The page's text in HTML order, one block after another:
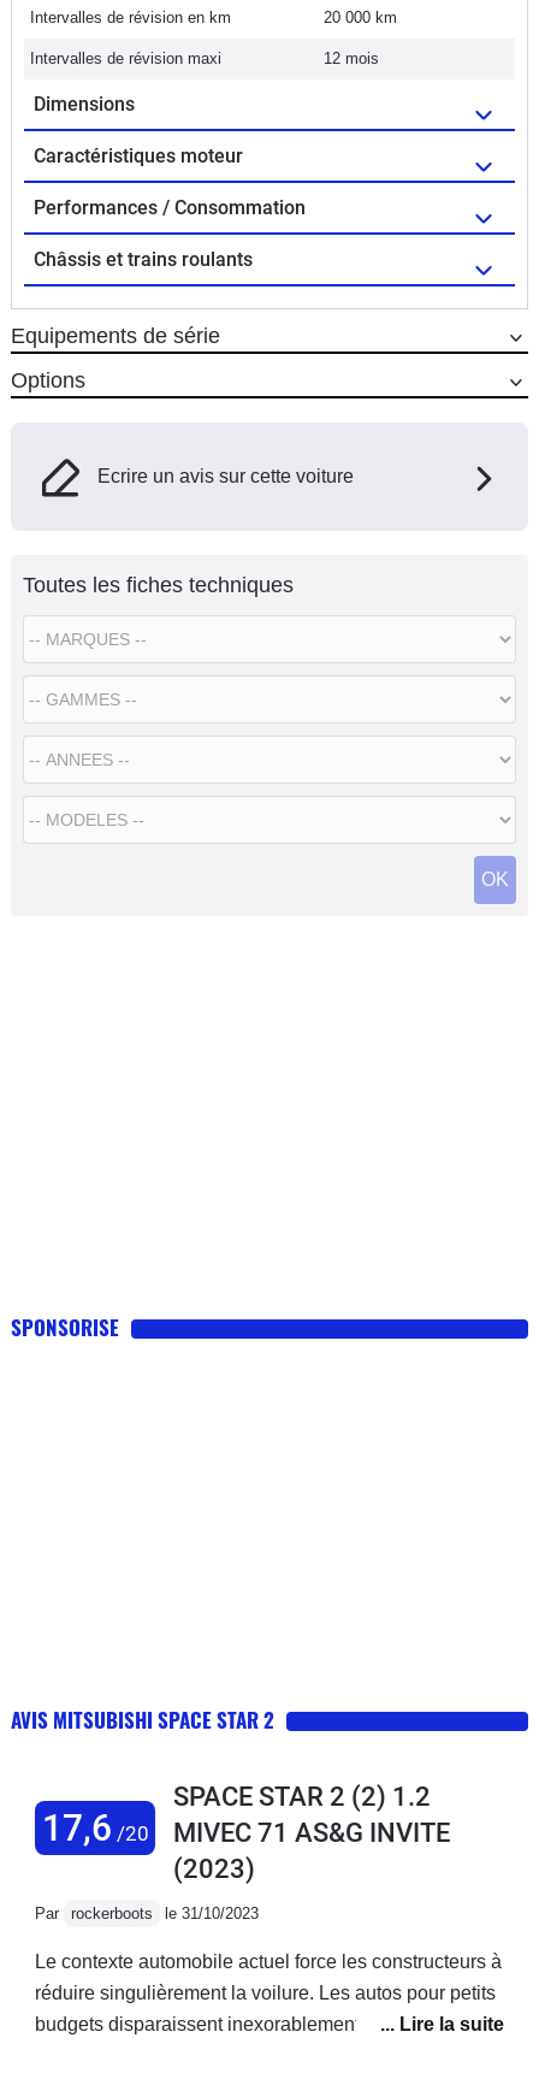
Intervalles de révision en km 20 000 km
Intervalles de révision maxi 12 mois
Dimensions
Caractéristiques moteur
Performances / Consommation
Châssis et trains roulants
Equipements de série
Options
Ecrire un avis sur cette voiture
Toutes les fiches techniques
SPONSORISE
AVIS MITSUBISHI SPACE STAR 2
17,6 /20
SPACE STAR 2 (2) 1.2
MIVEC 71 AS&G INVITE
(2023)
Par rockerboots le 31/10/2023
Le contexte automobile actuel force les constructeurs à
réduire singulièrement la voilure. Les autos pour petits
budgets disparaissent inexorablement des catalogues.